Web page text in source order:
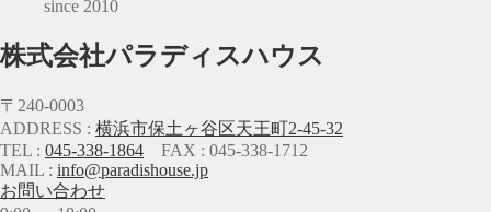
since 2010
株式会社パラディスハウス
〒240-0003
ADDRESS : 横浜市保土ヶ谷区天王町2-45-32
TEL : 045-338-1864 FAX : 045-338-1712
MAIL : info@paradishouse.jp
お問い合わせ